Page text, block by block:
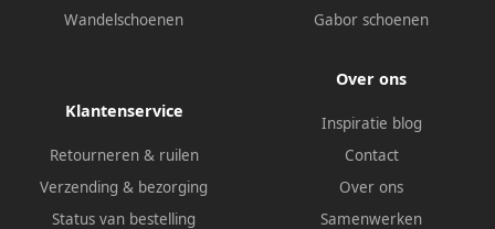
Wandelschoenen
Gabor schoenen
Klantenservice
Retourneren & ruilen
Verzending & bezorging
Status van bestelling
Over ons
Inspiratie blog
Contact
Over ons
Samenwerken